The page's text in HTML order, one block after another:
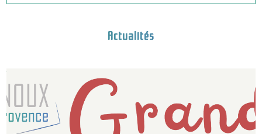
Actualités